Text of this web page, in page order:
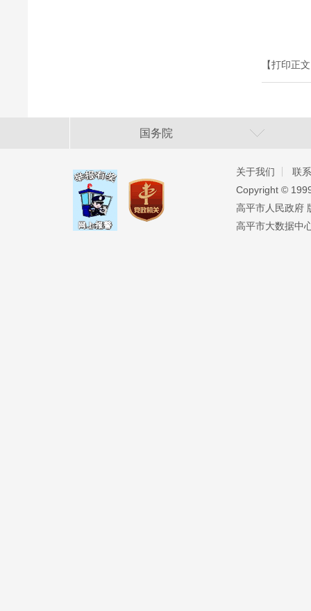
【打印正
国务院
关于我们
联
Copyright ©️
高平市人民政府
高平市大数据